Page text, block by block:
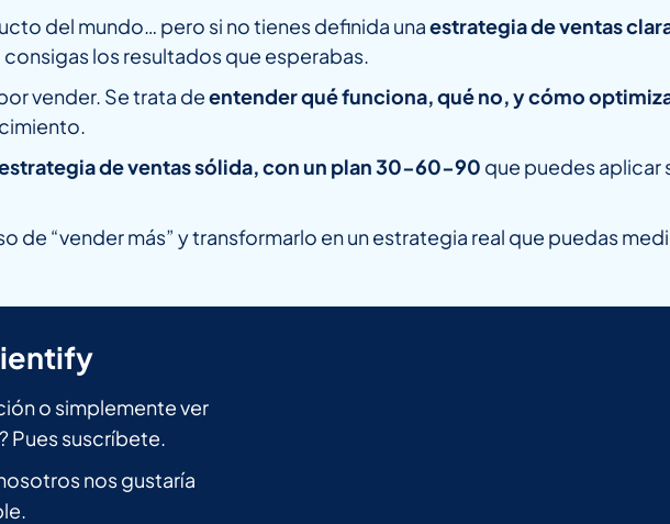
del mundo… pero si no tienes definida unaestrategia de ventas
los resultados que esperabas.
vender. Se trata deentender qué funciona, qué no, y cómo
de ventas sólida, con un plan 30-60-90 que puedes aplicar
de “vender más” y transformarlo en un estrategia real que puedas
o simplemente ver
Pues suscríbete.
nos gustaría